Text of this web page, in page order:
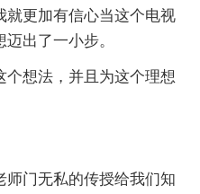
就更加有信心当这个电视
出了一小步。
想法，并且为这个理想
门无私的传授给我们知